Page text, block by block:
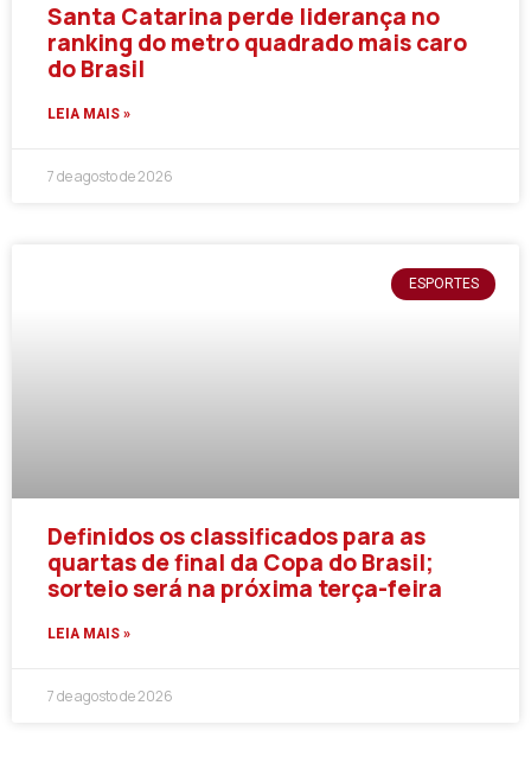
Santa Catarina perde liderança no
ranking do metro quadrado mais caro
do Brasil
LEIA MAIS »
7 de agosto de 2026
ESPORTES
Definidos os classificados para as
quartas de final da Copa do Brasil;
sorteio será na próxima terça-feira
LEIA MAIS »
7 de agosto de 2026